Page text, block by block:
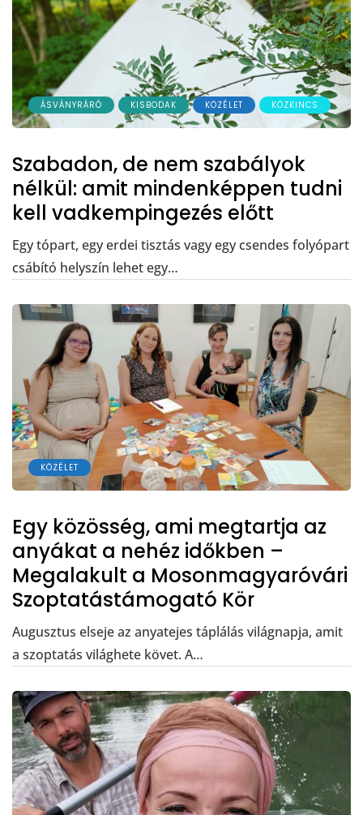
ÁSVÁNYRÁRÓ KISBODAK KÖZÉLET KÖZKINCS
Szabadon, de nem szabályok
nélkül: amit mindenképpen tudni
kell vadkempingezés előtt
Egy tópart, egy erdei tisztás vagy egy csendes folyópart
csábító helyszín lehet egy…
KÖZÉLET
Egy közösség, ami megtartja az
anyákat a nehéz időkben –
Megalakult a Mosonmagyaróvári
Szoptatástámogató Kör
Augusztus elseje az anyatejes táplálás világnapja, amit
a szoptatás világhete követ. A…